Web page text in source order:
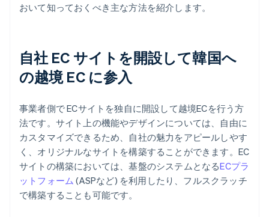
おいて知っておくべき主な方法を紹介します。
自社 EC サイトを開設して韓国へ
の越境 EC に参入
事業者側で ECサイトを独自に開設して越境ECを行う方
法です。サイト上の機能やデザインについては、自由に
カスタマイズできるため、自社の魅力をアピールしやす
く、オリジナルなサイトを構築することができます。EC
サイトの構築においては、基盤のシステムとなるECプラ
ットフォーム (ASPなど) を利用したり、フルスクラッチ
で構築することも可能です。